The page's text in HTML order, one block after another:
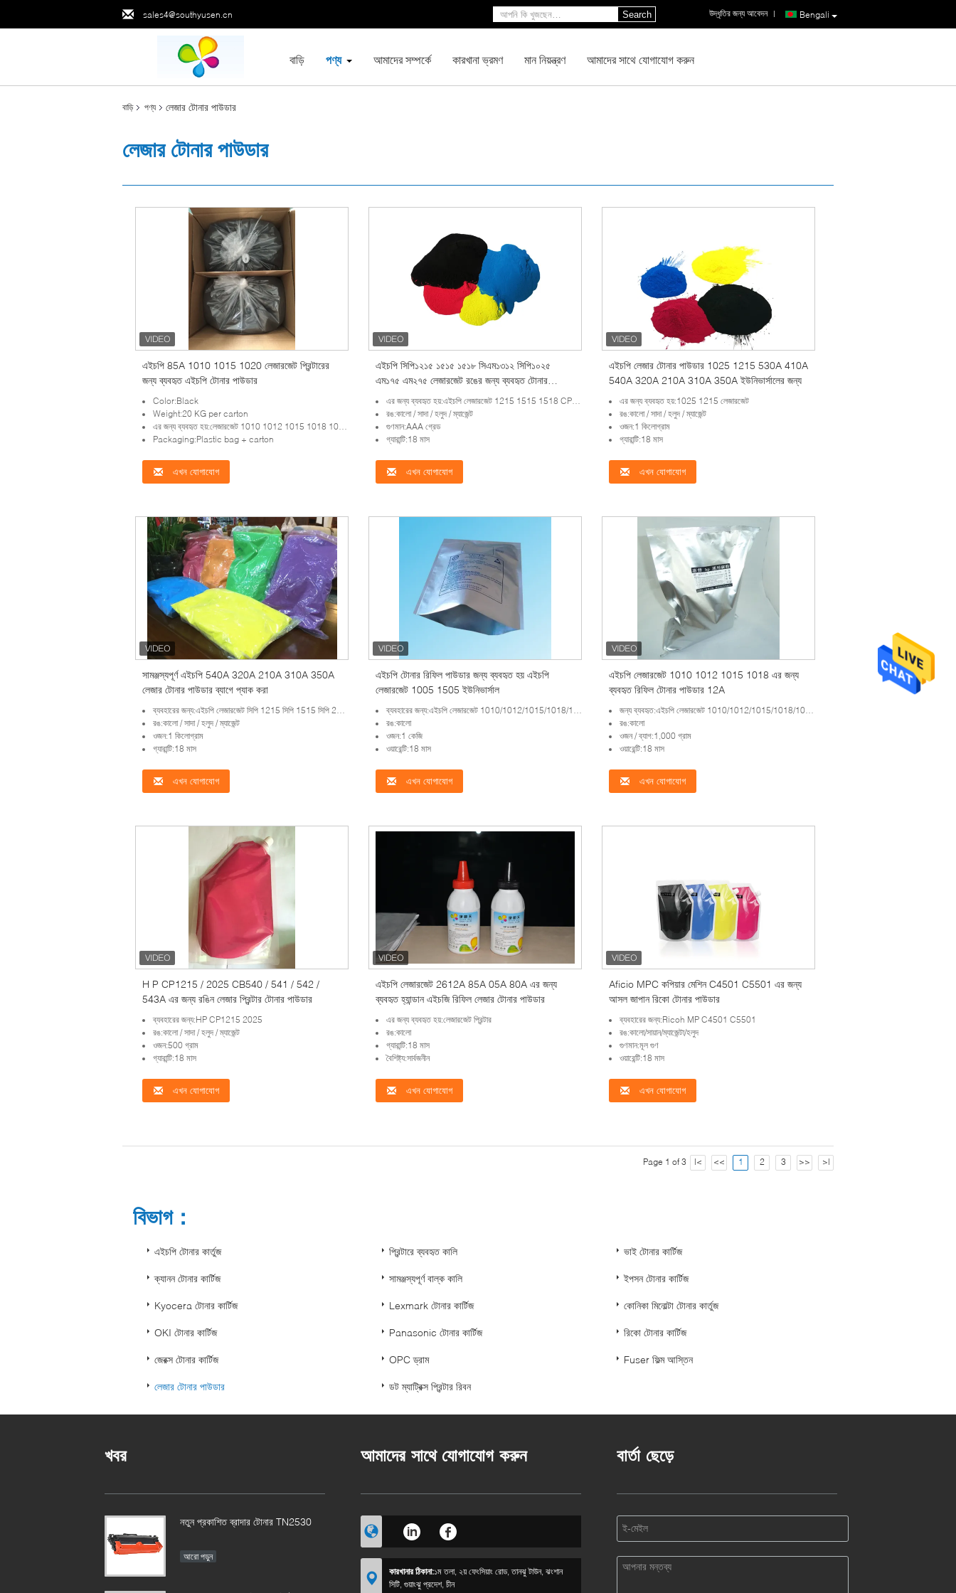
sales4@southyusen.cn Bengali
উদ্ধৃতির জন্য আবেদন |
Search
বাড়ি পণ্য আমাদের সম্পর্কে কারখানা ভ্রমণ মান নিয়ন্ত্রণ আমাদের সাথে যোগাযোগ করুন
বাড়ি পণ্য লেজার টোনার পাউডার
লেজার টোনার পাউডার
এইচপি 85A 1010 1015 1020 লেজারজেট প্রিন্টারের
জন্য ব্যবহৃত এইচপি টোনার পাউডার
Color:Black
Weight:20 KG per carton
এর জন্য ব্যবহৃত হয়:লেজারজেট 1010 1012 1015 1018 1020 1022
Packaging:Plastic bag + carton
এখন যোগাযোগ
এইচপি সিপি১২১৫ ১৫১৫ ১৫১৮ সিএম১৩১২ সিপি১০২৫
এম১৭৫ এম২৭৫ লেজারজেট রঙের জন্য ব্যবহৃত টোনার
এর জন্য ব্যবহৃত হয়:এইচপি লেজারজেট 1215 1515 1518 CP1025
রঙ:কালো / সাদা / হলুদ / ম্যাজেন্ট
গুণমান:AAA গ্রেড
গ্যারান্টি:18 মাস
এখন যোগাযোগ
এইচপি লেজার টোনার পাউডার 1025 1215 530A 410A
540A 320A 210A 310A 350A ইউনিভার্সালের জন্য
এর জন্য ব্যবহৃত হয়:1025 1215 লেজারজেট
রঙ:কালো / সাদা / হলুদ / ম্যাজেন্ট
ওজন:1 কিলোগ্রাম
গ্যারান্টি:18 মাস
এখন যোগাযোগ
সামঞ্জস্যপূর্ণ এইচপি 540A 320A 210A 310A 350A
লেজার টোনার পাউডার ব্যাগে প্যাক করা
ব্যবহারের জন্য:এইচপি লেজারজেট সিপি 1215 সিপি 1515 সিপি 2025 এম 176 এম 177 সিপি 1025 সিপি 1525 সেমি 1415
রঙ:কালো / সাদা / হলুদ / ম্যাজেন্ট
ওজন:1 কিলোগ্রাম
গ্যারান্টি:18 মাস
এখন যোগাযোগ
এইচপি টোনার রিফিল পাউডার জন্য ব্যবহৃত হয় এইচপি
লেজারজেট 1005 1505 ইউনিভার্সাল
ব্যবহারের জন্য:এইচপি লেজারজেট 1010/1012/1015/1018/1022/1022N/1022NW/1020/3015MFP/3020MFP/3030MFP/3050MFP/3052MFP/30
রঙ:কালো
ওজন:1 কেজি
ওয়ারেন্টি:18 মাস
এখন যোগাযোগ
এইচপি লেজারজেট 1010 1012 1015 1018 এর জন্য
ব্যবহৃত রিফিল টোনার পাউডার 12A
জন্য ব্যবহৃত:এইচপি লেজারজেট 1010/1012/1015/1018/1022/1022N/1022NW/1020/3015MFP/3020MFP/3030MFP/3050MFP/3052MFP/30
রঙ:কালো
ওজন / ব্যাগ:1,000 গ্রাম
ওয়ারেন্টি:18 মাস
এখন যোগাযোগ
H P CP1215 / 2025 CB540 / 541 / 542 /
543A এর জন্য রঙিন লেজার প্রিন্টার টোনার পাউডার
ব্যবহারের জন্য:HP CP1215 2025
রঙ:কালো / সাদা / হলুদ / ম্যাজেন্ট
ওজন:500 গ্রাম
গ্যারান্টি:18 মাস
এখন যোগাযোগ
এইচপি লেজারজেট 2612A 85A 05A 80A এর জন্য
ব্যবহৃত হ্যান্ডান এইচজি রিফিল লেজার টোনার পাউডার
এর জন্য ব্যবহৃত হয়:লেজারজেট প্রিন্টার
রঙ:কালো
গ্যারান্টি:18 মাস
বৈশিষ্ট্য:সার্বজনীন
এখন যোগাযোগ
Aficio MPC কপিয়ার মেশিন C4501 C5501 এর জন্য
আসল জাপান রিকো টোনার পাউডার
ব্যবহারের জন্য:Ricoh MP C4501 C5501
রঙ:কালো/সায়ান/ম্যাজেন্টা/হলুদ
গুণমান:মূল গুণ
ওয়ারেন্টি:18 মাস
এখন যোগাযোগ
Page 1 of 3 |< << 1 2 3 >> >|
বিভাগ：
এইচপি টোনার কার্তুজ প্রিন্টারে ব্যবহৃত কালি ভাই টোনার কার্টিজ
ক্যানন টোনার কার্টিজ সামঞ্জস্যপূর্ণ বাল্ক কালি ইপসন টোনার কার্টিজ
Kyocera টোনার কার্টিজ Lexmark টোনার কার্টিজ কোনিকা মিনোল্টা টোনার কার্তুজ
OKI টোনার কার্টিজ Panasonic টোনার কার্টিজ রিকো টোনার কার্টিজ
জেরক্স টোনার কার্টিজ OPC ড্রাম Fuser ফিল্ম আস্তিন
লেজার টোনার পাউডার ডট ম্যাট্রিক্স প্রিন্টার রিবন
খবর
নতুন প্রকাশিত ব্রাদার টোনার TN2530
আরো পড়ুন
আমাদের সাথে যোগাযোগ করুন
কারখানার ঠিকানা:১ম তলা, ২য় ফেংসিয়াং রোড, তানঝু টাউন, ঝংশান
সিটি, গুয়াংঝু প্রদেশ, চীন
বার্তা ছেড়ে